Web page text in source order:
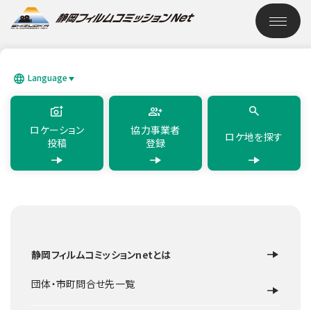
Language
日本語 English 简体中文 繁體中文 한국어 แบบไทย
ロケーション
投稿
協力事業者
登録
ロケ地を探す
静岡フィルムコミッションnetとは
団体・市町問合せ先一覧
ロケーション検索
SEARCH
その他観光名所 袋井市
東海道どまん中茶屋